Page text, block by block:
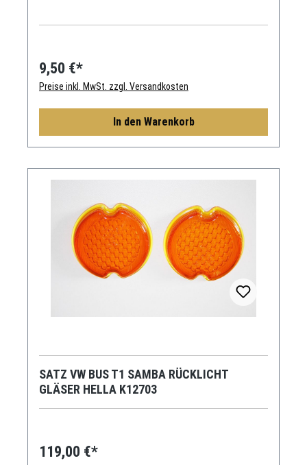
9,50 €*
Preise inkl. MwSt. zzgl. Versandkosten
In den Warenkorb
SATZ VW BUS T1 SAMBA RÜCKLICHT
GLÄSER HELLA K12703
119,00 €*